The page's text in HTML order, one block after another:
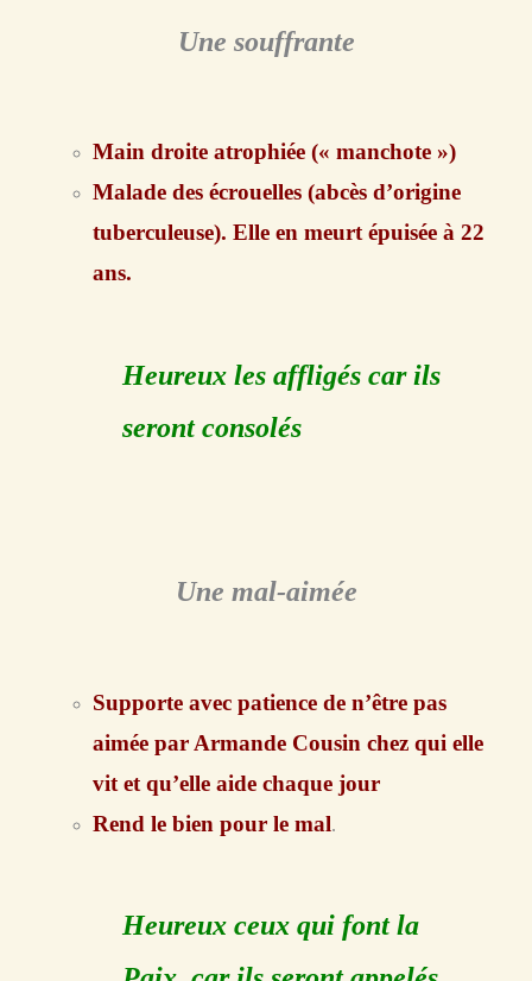
Une souffrante
Main droite atrophiée (« manchote »)
Malade des écrouelles (abcès d’origine
tuberculeuse). Elle en meurt épuisée à 22
ans.
Heureux les affligés car ils
seront consolés
Une mal-aimée
Supporte avec patience de n’être pas
aimée par Armande Cousin chez qui elle
vit et qu’elle aide chaque jour
Rend le bien pour le mal.
Heureux ceux qui font la